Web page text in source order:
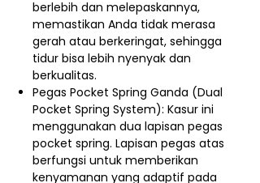
berlebih dan melepaskannya,
memastikan Anda tidak merasa
gerah atau berkeringat, sehingga
tidur bisa lebih nyenyak dan
berkualitas.
Pegas Pocket Spring Ganda (Dual
Pocket Spring System): Kasur ini
menggunakan dua lapisan pegas
pocket spring. Lapisan pegas atas
berfungsi untuk memberikan
kenyamanan yang adaptif pada